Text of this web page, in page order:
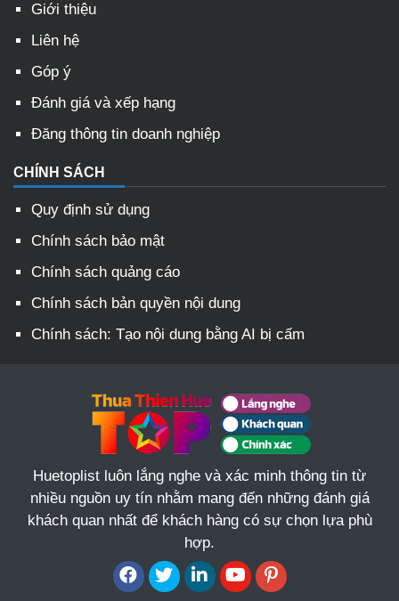
Giới thiệu
Liên hệ
Góp ý
Đánh giá và xếp hạng
Đăng thông tin doanh nghiệp
CHÍNH SÁCH
Quy định sử dụng
Chính sách bảo mật
Chính sách quảng cáo
Chính sách bản quyền nội dung
Chính sách: Tạo nội dung bằng AI bị cấm
Huetoplist luôn lắng nghe và xác minh thông tin từ
nhiều nguồn uy tín nhằm mang đến những đánh giá
khách quan nhất để khách hàng có sự chọn lựa phù
hợp.